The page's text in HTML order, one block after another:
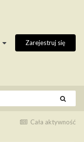
Zarejestruj się
Cała aktywność